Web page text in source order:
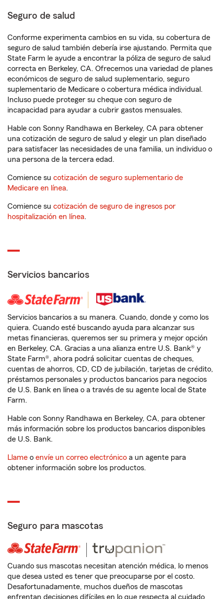
Seguro de salud
Conforme experimenta cambios en su vida, su cobertura de
seguro de salud también debería irse ajustando. Permita que
State Farm le ayude a encontrar la póliza de seguro de salud
correcta en Berkeley, CA. Ofrecemos una variedad de planes
económicos de seguro de salud suplementario, seguro
suplementario de Medicare o cobertura médica individual.
Incluso puede proteger su cheque con seguro de
incapacidad para ayudar a cubrir gastos mensuales.
Hable con Sonny Randhawa en Berkeley, CA para obtener
una cotización de seguro de salud y elegir un plan diseñado
para satisfacer las necesidades de una familia, un individuo o
una persona de la tercera edad.
Comience su cotización de seguro suplementario de
Medicare en línea.
Comience su cotización de seguro de ingresos por
hospitalización en línea.
Servicios bancarios
Servicios bancarios a su manera. Cuando, donde y como los
quiera. Cuando esté buscando ayuda para alcanzar sus
metas financieras, queremos ser su primera y mejor opción
en Berkeley, CA. Gracias a una alianza entre U.S. Bank® y
State Farm®, ahora podrá solicitar cuentas de cheques,
cuentas de ahorros, CD, CD de jubilación, tarjetas de crédito,
préstamos personales y productos bancarios para negocios
de U.S. Bank en línea o a través de su agente local de State
Farm.
Hable con Sonny Randhawa en Berkeley, CA, para obtener
más información sobre los productos bancarios disponibles
de U.S. Bank.
Llame o envíe un correo electrónico a un agente para
obtener información sobre los productos.
Seguro para mascotas
Cuando sus mascotas necesitan atención médica, lo menos
que desea usted es tener que preocuparse por el costo.
Desafortunadamente, muchos dueños de mascotas
enfrentan decisiones difíciles en lo que respecta al cuidado